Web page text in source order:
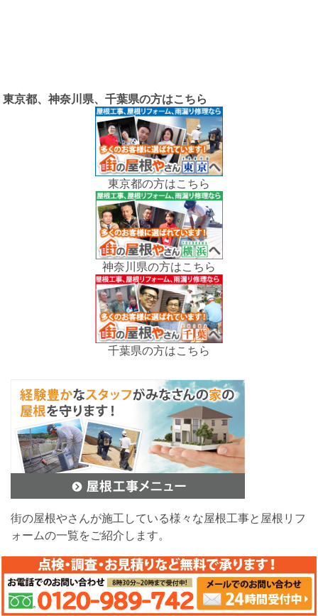
東京都、神奈川県、千葉県の方はこちら
東京都の方はこちら
神奈川県の方はこちら
千葉県の方はこちら
街の屋根やさんが施工している様々な屋根工事と屋根リフ
ォームの一覧をご紹介します。